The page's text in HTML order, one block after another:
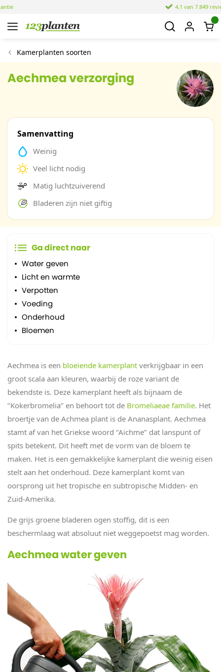
Kamerplanten soorten
Aechmea verzorging
Samenvatting
Weinig
Veel licht nodig
Matig luchtzuiverend
Bladeren zijn niet giftig
Aechmea is een bloeiende kamerplant verkrijgbaar in een
groot scala aan kleuren, waarbij de roze variant de
bekendste is. Deze kamerplant heeft als bijnaam de
‘’Kokerbromelia’’ en behoort tot de Bromeliaeae familie. Het
broertje van de Achmea plant is de Ananasplant. Aechmea
stamt af van het Griekse woord ‘’Aichme’’ dat lanspunt of
spits betekent. Dit heeft met de vorm van de bloem te
maken. Het is een gemakkelijke kamerplant die weinig eisen
stelt aan het onderhoud. Deze kamerplant komt van
oorsprong uit het tropische en subtropische Midden- en
Zuid-Amerika.
De grijs groene bladeren ogen stoffig, dit is een
beschermlaag wat absoluut niet weggepoetst mag worden.
Aechmea water geven
Ga direct naar
Water geven
Licht en warmte
Verpotten
Voeding
Onderhoud
Bloemen